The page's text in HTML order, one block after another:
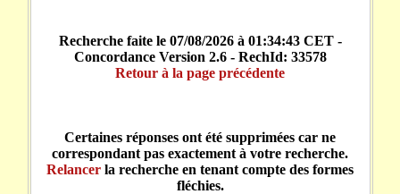
Recherche faite le 07/08/2026 à 01:34:43 CET -
Concordance Version 2.6 - RechId: 33578
Retour à la page précédente
Certaines réponses ont été supprimées car ne
correspondant pas exactement à votre recherche.
Relancer la recherche en tenant compte des formes
fléchies.